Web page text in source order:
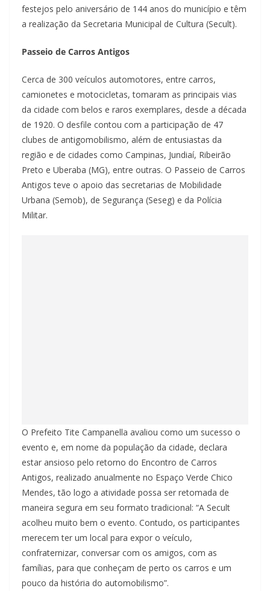
festejos pelo aniversário de 144 anos do município e têm
a realização da Secretaria Municipal de Cultura (Secult).
Passeio de Carros Antigos
Cerca de 300 veículos automotores, entre carros,
camionetes e motocicletas, tomaram as principais vias
da cidade com belos e raros exemplares, desde a década
de 1920. O desfile contou com a participação de 47
clubes de antigomobilismo, além de entusiastas da
região e de cidades como Campinas, Jundiaí, Ribeirão
Preto e Uberaba (MG), entre outras. O Passeio de Carros
Antigos teve o apoio das secretarias de Mobilidade
Urbana (Semob), de Segurança (Seseg) e da Polícia
Militar.
O Prefeito Tite Campanella avaliou como um sucesso o
evento e, em nome da população da cidade, declara
estar ansioso pelo retorno do Encontro de Carros
Antigos, realizado anualmente no Espaço Verde Chico
Mendes, tão logo a atividade possa ser retomada de
maneira segura em seu formato tradicional: “A Secult
acolheu muito bem o evento. Contudo, os participantes
merecem ter um local para expor o veículo,
confraternizar, conversar com os amigos, com as
famílias, para que conheçam de perto os carros e um
pouco da história do automobilismo”.